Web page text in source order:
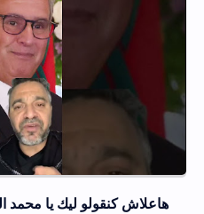
هاعلاش كنقولو ليك يا محمد